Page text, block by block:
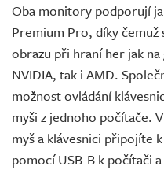
Oba monitory podporují
Premium Pro, díky čemuž
obrazu při hraní her jak
NVIDIA, tak i AMD.
možnost ovládání
myši z jednoho počítače.
myš a klávesnici připojíte
pomocí USB-B k počítači